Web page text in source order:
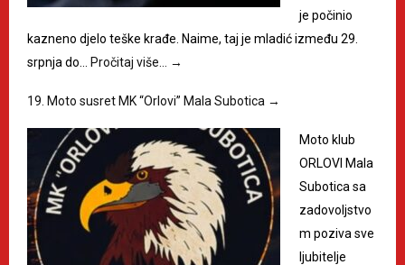
je počinio
kazneno djelo teške krađe. Naime, taj je mladić između 29.
srpnja do…
Pročitaj više… →
19. Moto susret MK “Orlovi” Mala Subotica →
Moto klub
ORLOVI Mala
Subotica sa
zadovoljstvo
m poziva sve
ljubitelje